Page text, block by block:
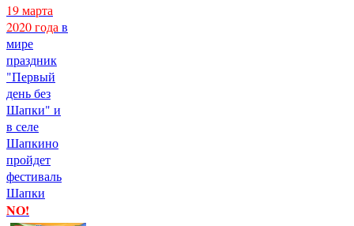
19 марта
2020 года в
мире
праздник
"Первый
день без
Шапки" и
в селе
Шапкино
пройдет
фестиваль
Шапки
NO!